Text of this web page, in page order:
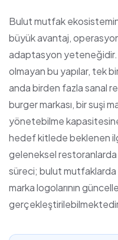
Bulut mutfak
büyük avantaj,
adaptasyon yeteneğidir.
olmayan bu yapılar, tek
anda birden fazla sanal
burger markası, bir suşi
yönetebilme
hedef kitlede beklenen
geleneksel
süreci; bulut
marka logolarının